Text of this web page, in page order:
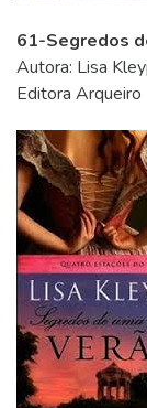
61-Segredos
Autora: Lisa
Editora Arqueiro